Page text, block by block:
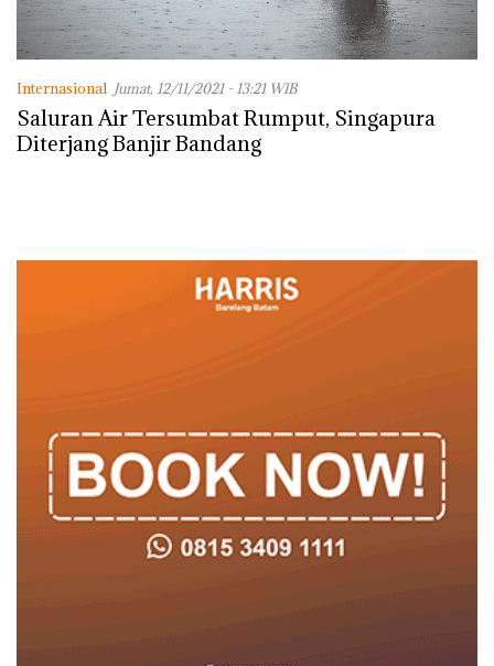
Internasional Jumat, 12/11/2021 - 13:21 WIB
Saluran Air Tersumbat Rumput, Singapura
Diterjang Banjir Bandang